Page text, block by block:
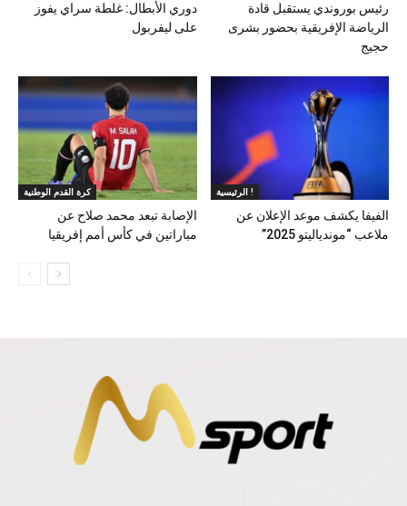
دوري الأبطال: غلطة سراي يفوز
على ليفربول
رئيس بوروندي يستقبل قادة
الرياضة الإفريقية بحضور بشرى
حجيج
كرة القدم الوطنية
الإصابة تبعد محمد صلاح عن
مباراتين في كأس أمم إفريقيا
الرئيسية !
الفيفا يكشف موعد الإعلان عن
ملاعب “موندياليتو 2025”